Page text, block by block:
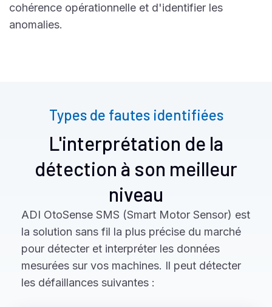
cohérence opérationnelle et d'identifier les
anomalies.
Types de fautes identifiées
L'interprétation de la
détection à son meilleur
niveau
ADI OtoSense SMS (Smart Motor Sensor) est
la solution sans fil la plus précise du marché
pour détecter et interpréter les données
mesurées sur vos machines. Il peut détecter
les défaillances suivantes :